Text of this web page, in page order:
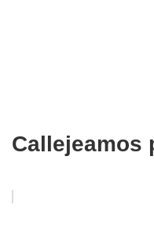
Callejeamos